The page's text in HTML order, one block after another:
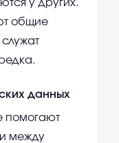
у других.
общие
данных
помогают
между